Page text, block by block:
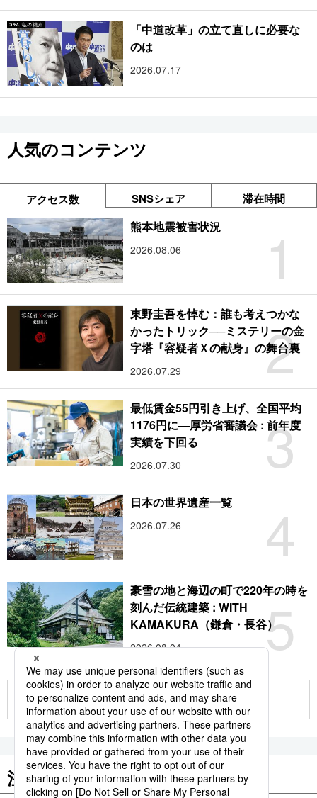
「中道改革」の立て直しに必要な
のは
2026.07.17
人気のコンテンツ
アクセス数 SNSシェア 滞在時間
1
熊本地震被害状況
2026.08.06
2
東野圭吾を悼む：誰も考えつかな
かったトリック──ミステリーの金
字塔『容疑者Ｘの献身』の舞台裏
2026.07.29
3
最低賃金55円引き上げ、全国平均
1176円に―厚労省審議会 : 前年度
実績を下回る
2026.07.30
4
日本の世界遺産一覧
2026.07.26
5
豪雪の地と海辺の町で220年の時を
刻んだ伝統建築 : WITH
KAMAKURA（鎌倉・長谷）
2026.08.04
もっと見る
注目のキーワード